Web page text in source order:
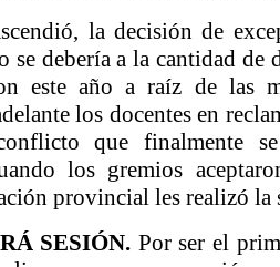
la decisión de
se debería a la cantidad de
este año a raíz de las
los docentes en
que finalmente
los gremios
provincial les realizó la
SESIÓN. Por ser el